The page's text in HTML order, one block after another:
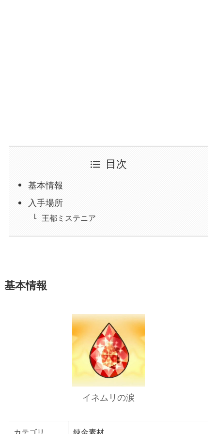
目次
基本情報
入手場所
王都ミステニア
基本情報
イネムリの涙